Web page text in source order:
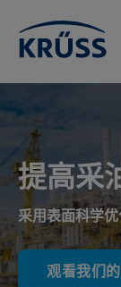
提高采
采用表面科学
观看我们